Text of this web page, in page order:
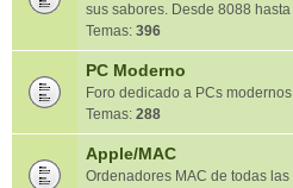
sus sabores. Desde 8088
Temas: 396
PC Moderno
Foro dedicado a PCs
Temas: 288
Apple/MAC
Ordenadores MAC de todas